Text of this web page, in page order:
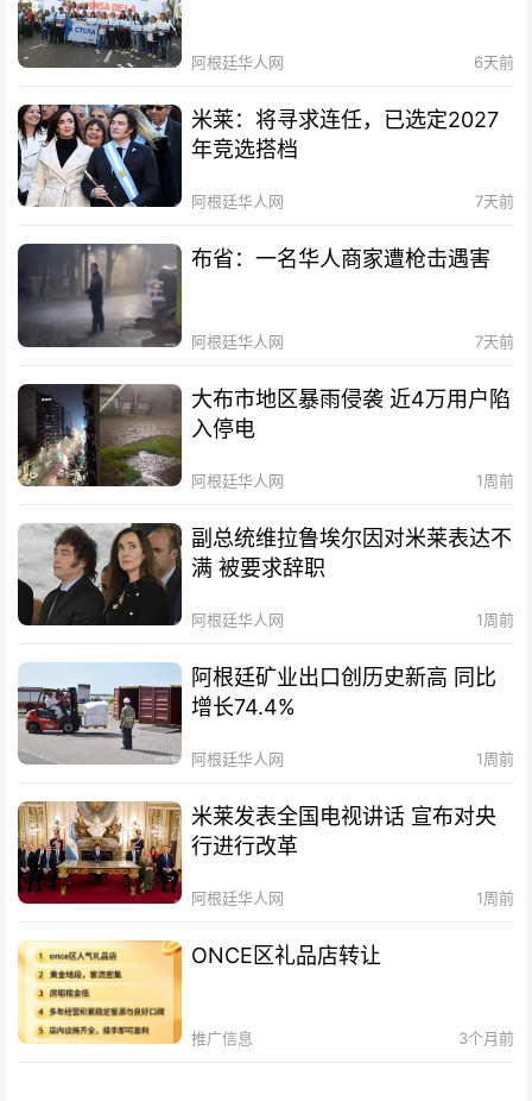
阿根廷华人网 6天前
米莱：将寻求连任，已选定2027
年竞选搭档
阿根廷华人网 7天前
布省：一名华人商家遭枪击遇害
阿根廷华人网 7天前
大布市地区暴雨侵袭 近4万用户陷
入停电
阿根廷华人网 1周前
副总统维拉鲁埃尔因对米莱表达不
满 被要求辞职
阿根廷华人网 1周前
阿根廷矿业出口创历史新高 同比
增长74.4%
阿根廷华人网 1周前
米莱发表全国电视讲话 宣布对央
行进行改革
阿根廷华人网 1周前
ONCE区礼品店转让
推广信息 3个月前